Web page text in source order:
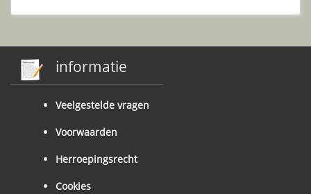
informatie
Veelgestelde vragen
Voorwaarden
Herroepingsrecht
Cookies